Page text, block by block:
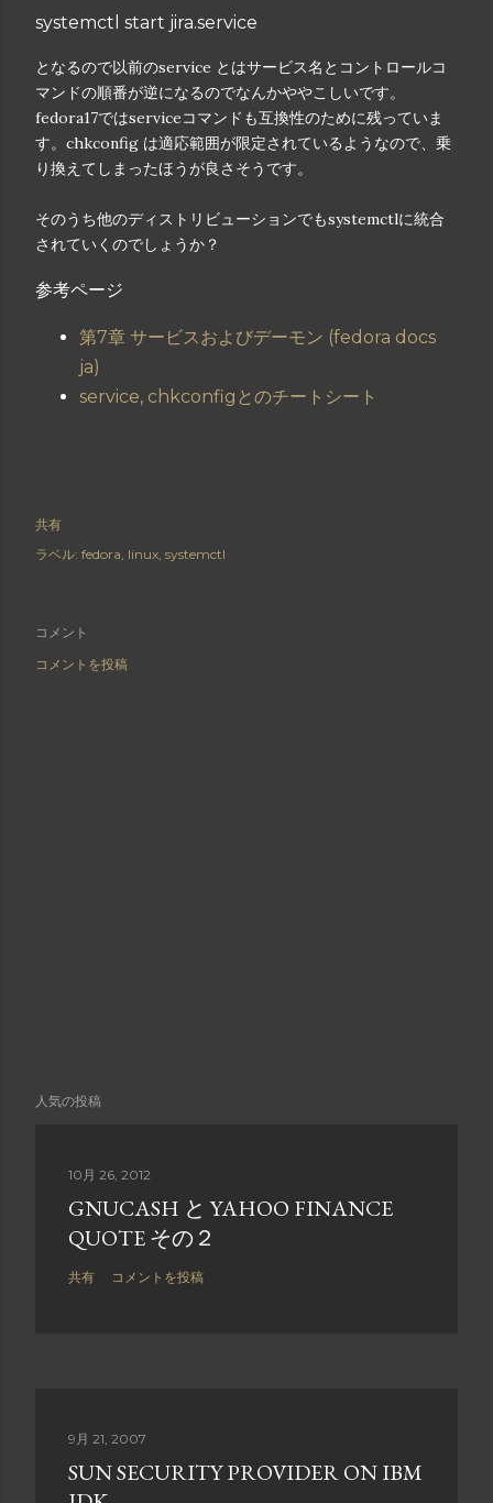
systemctl start jira.service
となるので以前のservice とはサービス名とコントロールコ
マンドの順番が逆になるのでなんかややこしいです。
fedora17ではserviceコマンドも互換性のために残っていま
す。chkconfig は適応範囲が限定されているようなので、乗
り換えてしまったほうが良さそうです。
そのうち他のディストリビューションでもsystemctlに統合
されていくのでしょうか？
参考ページ
第7章 サービスおよびデーモン (fedora docs
ja)
service, chkconfigとのチートシート
共有
ラベル: fedora linux systemctl
コメント
コメントを投稿
人気の投稿
10月 26, 2012
GNUCASH と YAHOO FINANCE
QUOTE その２
共有 コメントを投稿
9月 21, 2007
SUN SECURITY PROVIDER ON IBM